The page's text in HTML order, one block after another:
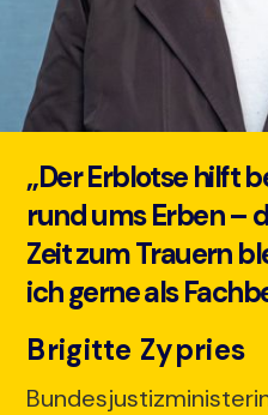
„Der Erblotse hilft
rund ums Erben –
Zeit zum Trauern
ich gerne als
Brigitte Zypries